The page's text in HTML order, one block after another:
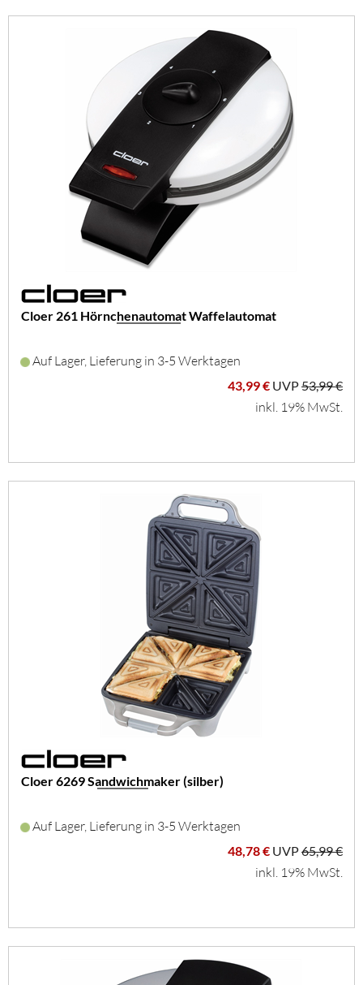
Cloer 261 Hörnchenautomat Waffelautomat
Auf Lager, Lieferung in 3-5 Werktagen
43,99 € UVP53,99 €
inkl. 19% MwSt.
Cloer 6269 Sandwichmaker (silber)
Auf Lager, Lieferung in 3-5 Werktagen
48,78 € UVP65,99 €
inkl. 19% MwSt.